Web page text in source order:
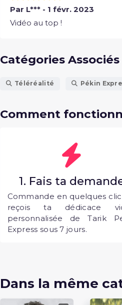
Par L*** - 1 févr. 2023
Vidéo au top !
Catégories Associés
Téléréalité Pékin
Comment
1. Fais ta
Commande en quelques
reçois ta dédicace
personnalisée de Tarik
Express sous 7 jours.
Dans la même